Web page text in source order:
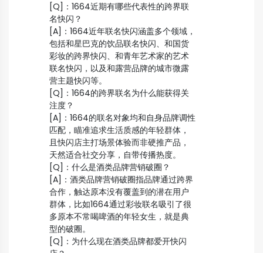
[Q]：1664近期有哪些代表性的跨界联
名快闪？
[A]：1664近年联名快闪涵盖多个领域，
包括和星巴克的饮品联名快闪、和国货
彩妆的跨界快闪、和青年艺术家的艺术
联名快闪，以及和露营品牌的城市微露
营主题快闪等。
[Q]：1664的跨界联名为什么能获得关
注度？
[A]：1664的联名对象均和自身品牌调性
匹配，瞄准追求生活质感的年轻群体，
且快闪店主打场景体验而非硬推产品，
天然适合社交分享，自带传播热度。
[Q]：什么是酒类品牌营销破圈？
[A]：酒类品牌营销破圈指品牌通过跨界
合作，触达原本没有覆盖到的潜在用户
群体，比如1664通过彩妆联名吸引了很
多原本不常喝啤酒的年轻女生，就是典
型的破圈。
[Q]：为什么现在酒类品牌都爱开快闪